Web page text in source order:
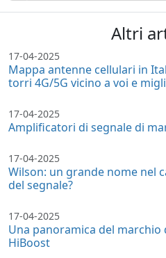
Altri
17-04-2025
Mappa antenne cellulari in
torri 4G/5G vicino a voi e
17-04-2025
Amplificatori di segnale di
17-04-2025
Wilson: un grande nome nel
del segnale?
17-04-2025
Una panoramica del
HiBoost